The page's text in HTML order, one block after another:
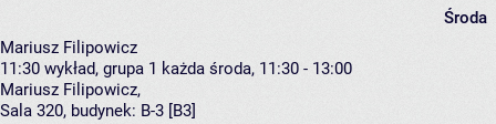
Środa
Mariusz Filipowicz
11:30 wykład, grupa 1 każda środa, 11:30 - 13:00
Mariusz Filipowicz,
Sala 320, budynek: B-3 [B3]